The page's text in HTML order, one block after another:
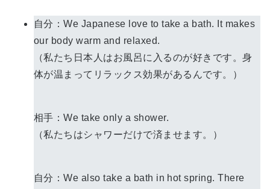
自分：We Japanese love to take a bath. It makes
our body warm and relaxed.
（私たち日本人はお風呂に入るのが好きです。身
体が温まってリラックス効果があるんです。）
相手：We take only a shower.
（私たちはシャワーだけで済ませます。）
自分：We also take a bath in hot spring. There